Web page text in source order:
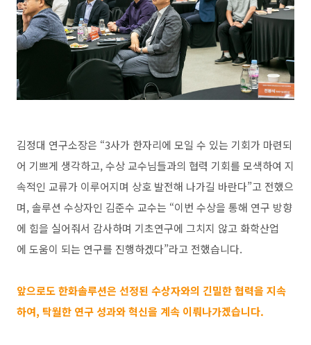
김정대 연구소장은 “3사가 한자리에 모일 수 있는 기회가 마련되
어 기쁘게 생각하고, 수상 교수님들과의 협력 기회를 모색하여 지
속적인 교류가 이루어지며 상호 발전해 나가길 바란다”고 전했으
며, 솔루션 수상자인 김준수 교수는 “이번 수상을 통해 연구 방향
에 힘을 실어줘서 감사하며 기초연구에 그치지 않고 화학산업
에 도움이 되는 연구를 진행하겠다”라고 전했습니다.
앞으로도 한화솔루션은 선정된 수상자와의 긴밀한 협력을 지속
하여, 탁월한 연구 성과와 혁신을 계속 이뤄나가겠습니다.